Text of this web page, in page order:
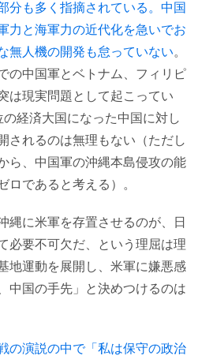
分も多く指摘されている。中国
力と海軍力の近代化を急いでお
無人機の開発も怠っていない。
の中国軍とベトナム、フィリピ
は現実問題として起こってい
経済大国になった中国に対し
されるのは無理もない（ただし
ら、中国軍の沖縄本島侵攻の能
ロであると考える）。
縄に米軍を存置させるのが、日
必要不可欠だ、という理屈は理
地運動を展開し、米軍に嫌悪感
中国の手先」と決めつけるのは
の演説の中で「私は保守の政治